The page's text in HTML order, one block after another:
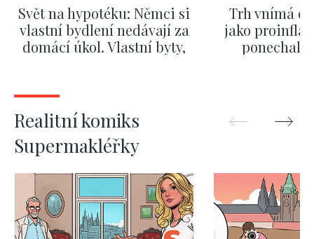
Svět na hypotéku: Němci si
vlastní bydlení nedávají za
domácí úkol. Vlastní byty,
Trh vnímá
jako
ponechali
Realitní komiks
Supermakléřky